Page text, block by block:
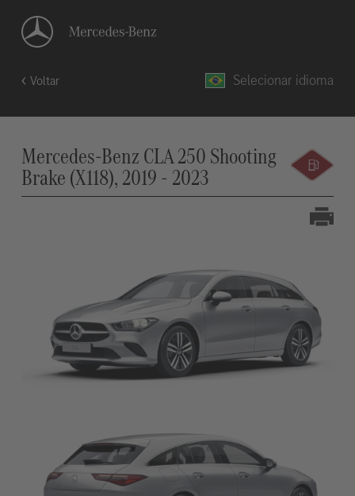
Voltar Selecionar idioma
Mercedes-Benz CLA 250 Shooting
Brake (X118), 2019 - 2023